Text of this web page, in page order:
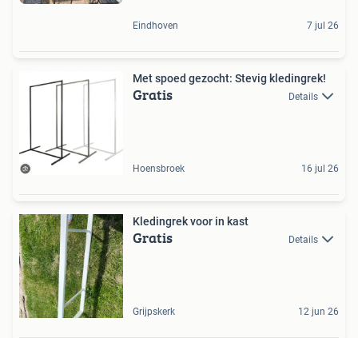
Eindhoven 7 jul 26
Met spoed gezocht: Stevig kledingrek!
Gratis Details
Hoensbroek 16 jul 26
Kledingrek voor in kast
Gratis Details
Grijpskerk 12 jun 26